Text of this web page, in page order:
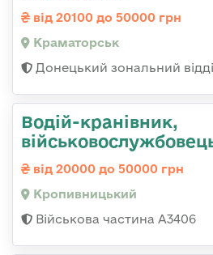
від 20100 до 50000 грн
Краматорськ
Донецький зональний
Водій-кранівник,
від 20000 до 50000 грн
Кропивницький
Військова частина А3406